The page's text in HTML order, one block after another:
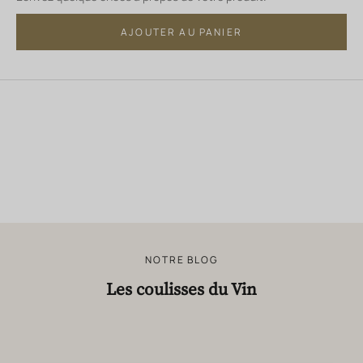
AJOUTER AU PANIER
NOTRE BLOG
Les coulisses du Vin